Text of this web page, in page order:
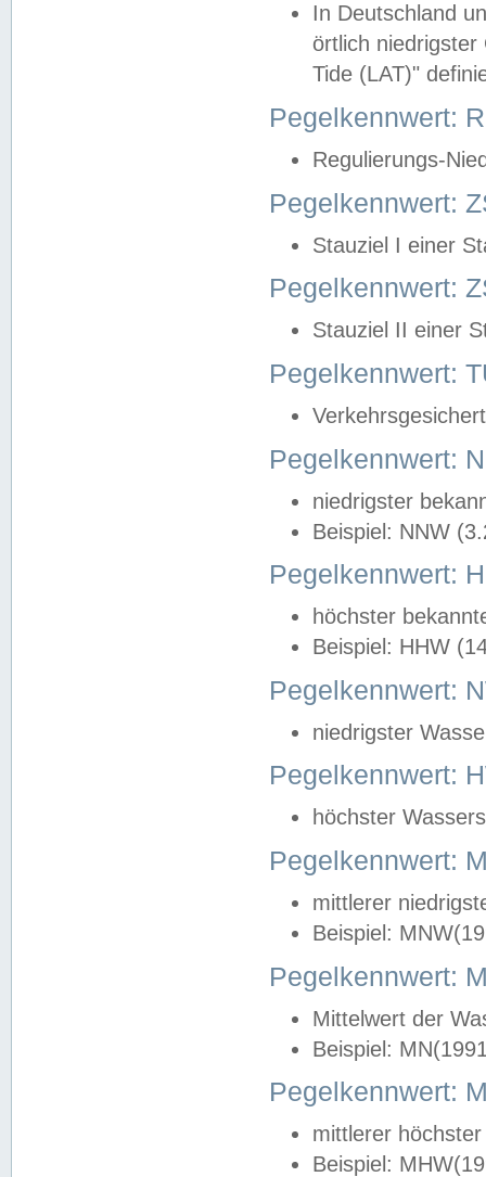
In Deutschland
örtlich
Tide (LAT)"
Pegelkennwert:
Regulierungs-
Pegelkennwert:
Stauziel I einer
Pegelkennwert:
Stauziel II einer
Pegelkennwert:
Pegelkennwert:
niedrigster
Beispiel: NNW
Pegelkennwert:
höchster
Beispiel: HHW
Pegelkennwert:
niedrigster
Pegelkennwert:
höchster
Pegelkennwert:
mittlerer
Beispiel:
Pegelkennwert:
Mittelwert der
Beispiel:
Pegelkennwert:
mittlerer
Beispiel: